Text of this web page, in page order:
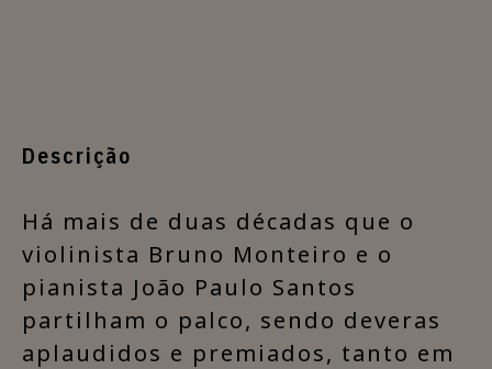
Descrição
​Há mais de duas décadas que o
violinista Bruno Monteiro e o
pianista João Paulo Santos
partilham o palco, sendo deveras
aplaudidos e premiados, tanto em